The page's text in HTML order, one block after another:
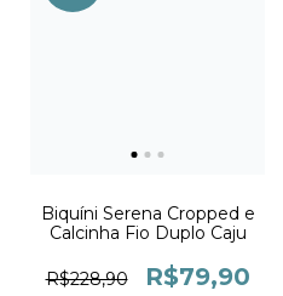
Biquíni Serena Cropped e
Calcinha Fio Duplo Caju
R$228,90 R$79,90